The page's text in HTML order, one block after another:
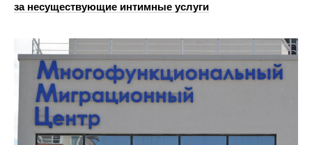
за несуществующие интимные услуги